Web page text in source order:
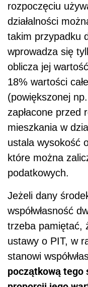
rozpoczęciu
działalności
takim przypadku
wprowadza się
oblicza jej
18% wartości
(powiększonej
zapłacone przed
mieszkania w
ustala wysokość
które można
podatkowych.
Jeżeli dany
współwłasność
trzeba pamiętać,
ustawy o PIT, w
stanowi
początkową tego